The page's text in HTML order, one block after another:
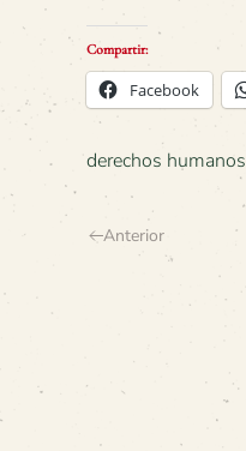
Compartir:
Facebook
derechos humanos
Anterior